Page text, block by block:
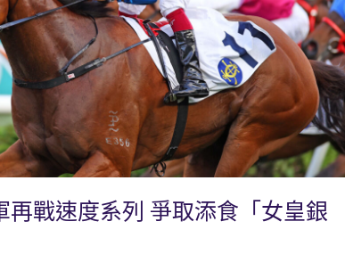
再戰速度系列 爭取添食「女皇銀